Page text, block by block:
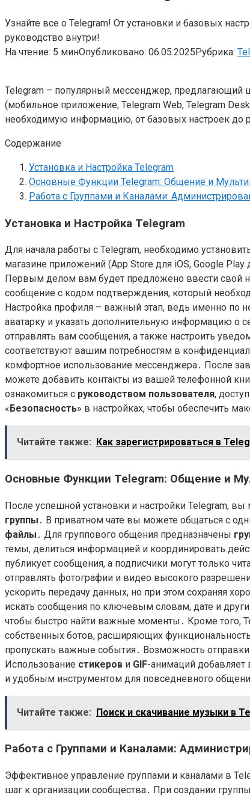
Узнайте все о Telegram! От установки и базовых
руководство внутри!
На чтение: 5 минОпубликовано: 06.05.2025Рубрика:
Telegram – популярный мессенджер, предлагающий
(мобильное приложение, Telegram Web, Telegram
необходимую информацию, от базовых настроек до
Содержание
Установка и Настройка Telegram
Основные Функции Telegram: Общение и
Работа с Группами и Каналами:
Установка и Настройка Telegram
Для начала работы с Telegram, необходимо
магазине приложений (App Store для iOS, Google
Первым делом вам будет предложено ввести свой
сообщение с кодом подтверждения, который
Настройка профиля – важный этап, ведь именно по
аватарку и указать дополнительную информацию о
отправлять вам сообщения, а также настроить
соответствуют вашим потребностям в
комфортное использование мессенджера․ После
можете добавить контакты из вашей телефонной
ознакомиться с руководством пользователя,
« Безопасность» в настройках, чтобы обеспечить
Читайте также: Как зарегистрироваться в
Основные Функции Telegram: Общение и
После успешной установки и настройки Telegram,
группы ․ В приватном чате вы можете общаться с
файлы ․ Для группового общения предназначены
темы, делиться информацией и координировать
публикует сообщения, а подписчики могут только
отправлять фотографии и видео высокого
ускорить передачу данных, но при этом сохраняя
искать сообщения по ключевым словам, дате и
чтобы быстро найти важные моменты․ Кроме того,
собственных ботов, расширяющих
пропускать важные события․ Возможность
Использование стикеров и GIF-анимаций
и удобным инструментом для повседневного
Читайте также: Поиск и скачивание музыки в
Работа с Группами и Каналами:
Эффективное управление группами и каналами в
шаг к организации сообщества․ При создании